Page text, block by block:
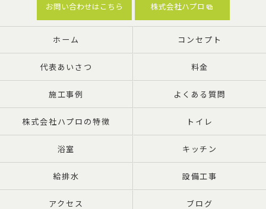
お問い合わせはこちら 株式会社ハプロ
ホーム コンセプト
代表あいさつ 料金
施工事例 よくある質問
株式会社ハプロの特徴 トイレ
浴室 キッチン
給排水 設備工事
アクセス ブログ